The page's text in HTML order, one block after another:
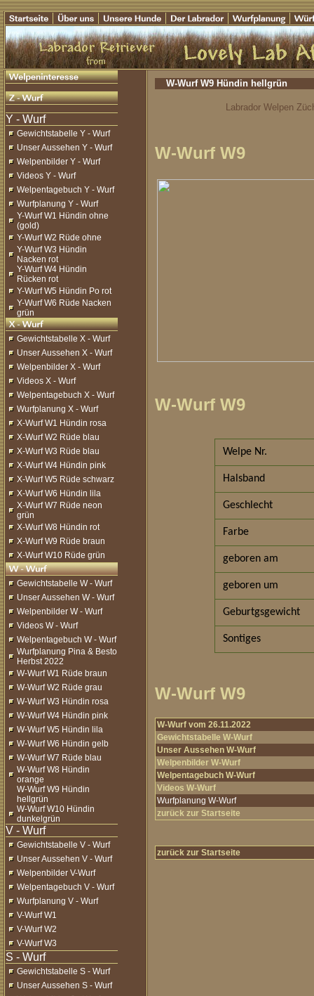
Gewichtstabelle Y - Wurf
Unser Aussehen Y - Wurf
Welpenbilder Y - Wurf
Videos Y - Wurf
Welpentagebuch Y - Wurf
Wurfplanung Y - Wurf
Y-Wurf W1 Hündin ohne
(gold)
Y-Wurf W2 Rüde ohne
Y-Wurf W3 Hündin
Nacken rot
Y-Wurf W4 Hündin
Rücken rot
Y-Wurf W5 Hündin Po rot
Y-Wurf W6 Rüde Nacken
grün
Gewichtstabelle X - Wurf
Unser Aussehen X - Wurf
Welpenbilder X - Wurf
Videos X - Wurf
Welpentagebuch X - Wurf
Wurfplanung X - Wurf
X-Wurf W1 Hündin rosa
X-Wurf W2 Rüde blau
X-Wurf W3 Rüde blau
X-Wurf W4 Hündin pink
X-Wurf W5 Rüde schwarz
X-Wurf W6 Hündin lila
X-Wurf W7 Rüde neon
grün
X-Wurf W8 Hündin rot
X-Wurf W9 Rüde braun
X-Wurf W10 Rüde grün
Gewichtstabelle W - Wurf
Unser Aussehen W - Wurf
Welpenbilder W - Wurf
Videos W - Wurf
Welpentagebuch W - Wurf
Wurfplanung Pina & Besto
Herbst 2022
W-Wurf W1 Rüde braun
W-Wurf W2 Rüde grau
W-Wurf W3 Hündin rosa
W-Wurf W4 Hündin pink
W-Wurf W5 Hündin lila
W-Wurf W6 Hündin gelb
W-Wurf W7 Rüde blau
W-Wurf W8 Hündin
orange
W-Wurf W9 Hündin
hellgrün
W-Wurf W10 Hündin
dunkelgrün
Gewichtstabelle V - Wurf
Unser Aussehen V - Wurf
Welpenbilder V-Wurf
Welpentagebuch V - Wurf
Wurfplanung V - Wurf
V-Wurf W1
V-Wurf W2
V-Wurf W3
Gewichtstabelle S - Wurf
Unser Aussehen S - Wurf
W-Wurf W9 Hündin hellgrün
Labrador Welpen
W-Wurf W9
W-Wurf W9
Welpe Nr.
Halsband
Geschlecht
Farbe
geboren am
geboren um
Geburtgsgewicht
Sontiges
W-Wurf W9
W-Wurf vom 26.11.2022
Gewichtstabelle W-Wurf
Unser Aussehen W-Wurf
Welpenbilder W-Wurf
Welpentagebuch W-Wurf
Videos W-Wurf
Wurfplanung W-Wurf
zurück zur Startseite
zurück zur Startseite